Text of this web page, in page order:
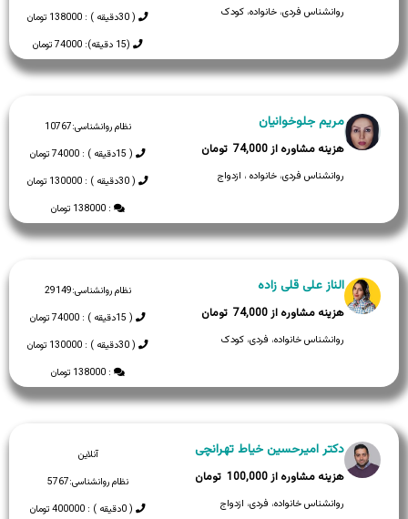
( 30دقیقه ) : 138000 تومان
(15 دقیقه): 74000 تومان
روانشناس فردی، خانواده، کودک
نظام روانشناسی:10767
( 15دقیقه ) : 74000 تومان
( 30دقیقه ) : 130000 تومان
: 138000 تومان
مریم جلوخوانیان
74,000
روانشناس فردی، خانواده ، ازدواج
نظام روانشناسی:29149
( 15دقیقه ) : 74000 تومان
( 30دقیقه ) : 130000 تومان
: 138000 تومان
الناز علی قلی زاده
74,000
روانشناس خانواده، فردی، کودک
آنلاین
نظام روانشناسی:5767
( 0دقیقه ) : 400000 تومان
دکتر امیرحسین خیاط تهرانچی
100,000
روانشناس خانواده، فردی، ازدواج